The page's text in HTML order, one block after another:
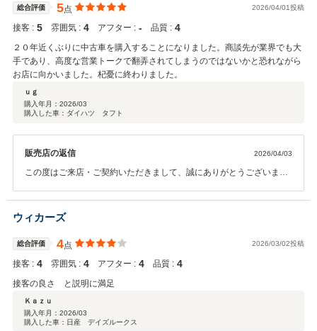
総合評価 5点 2026/04/01投稿
接客 : 5 雰囲気 : 4 アフター : ‐ 品質 : 4
２０年近くぶりに中古車を購入することになりました。商談先が業界でも大
手であり、高度な営業トークで翻弄されてしまうのではないかと恐れながら
お店に向かいました。杞憂に終わりました。
ｕｇ
購入年月： 2026/03
購入した車：ダイハツ タフト
販売店の返信 2026/04/03
この度はご来店・ご契約いただきまして、誠にありがとうございまし
ます。 これからも末永くお付き合いいただけましたら幸いです。
ウィカーズ
総合評価 4点 2026/03/02投稿
接客 : 4 雰囲気 : 4 アフター : 4 品質 : 4
接客の良さ と説明に満足
Ｋａｚｕ
購入年月： 2026/03
購入した車：日産 デイズルークス